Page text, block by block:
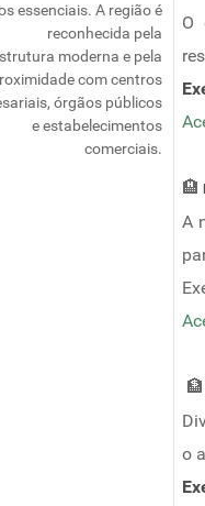
essenciais. A região é
reconhecida pela
moderna e pela
com centros
órgãos públicos
e estabelecimentos
comerciais.
O
🏨
A
o